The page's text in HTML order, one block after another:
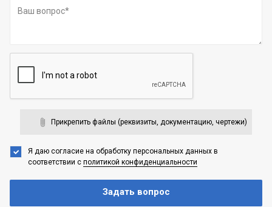
Прикрепить файлы (реквизиты, документацию, чертежи)
Я даю согласие на обработку персональных данных в
соответствии с политикой конфиденциальности